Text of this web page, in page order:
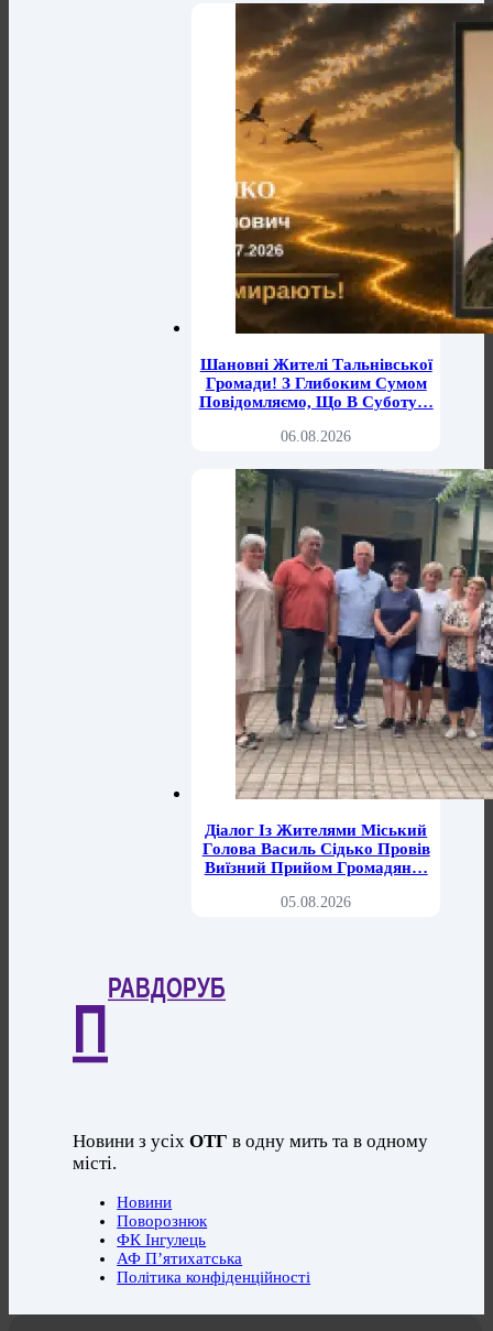
Шановні Жителі Тальнівської
Громади! З Глибоким Сумом
Повідомляємо, Що В Суботу…
06.08.2026
Діалог Із Жителями Міський
Голова Василь Сідько Провів
Виїзний Прийом Громадян…
05.08.2026
П
РАВДОРУБ
Новини з усіхОТГ в одну мить та в одному
місті.
Новини
Поворознюк
ФК Інгулець
АФ П’ятихатська
Політика конфіденційності